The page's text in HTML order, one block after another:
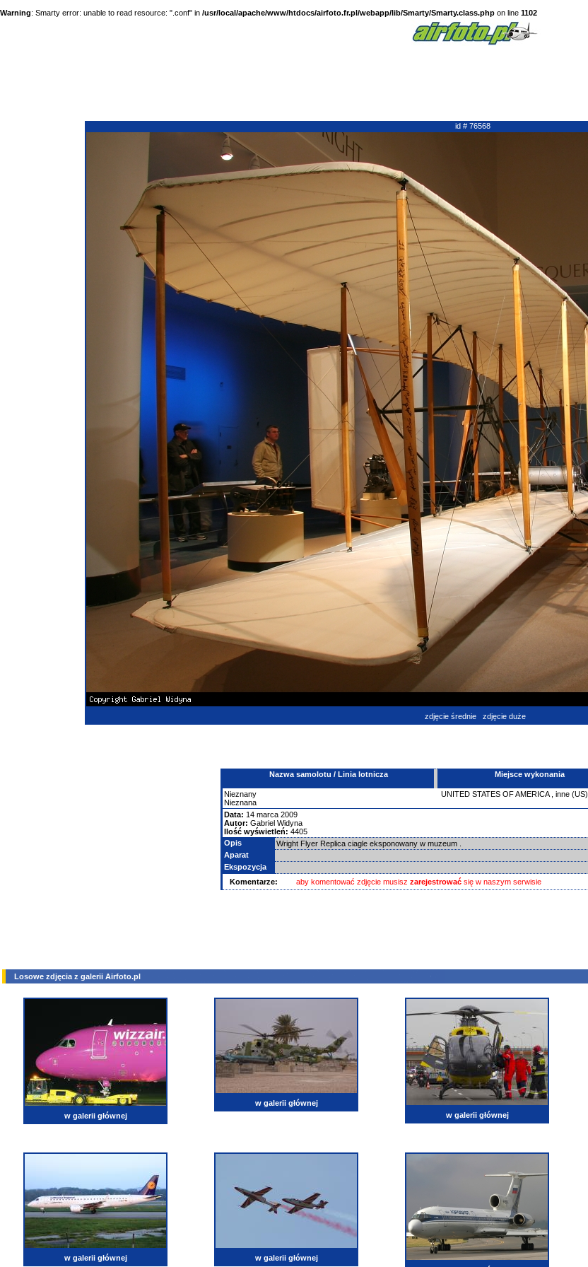
Warning: Smarty error: unable to read resource: ".conf" in /usr/local/apache/www/htdocs/airfoto.fr.pl/webapp/lib/Smarty/Smarty.class.php on line 1102
id # 76568
zdjęcie średnie zdjęcie duże
Nazwa samolotu / Linia lotnicza Miejsce wykonania
Nieznany
Nieznana
UNITED STATES OF AMERICA, inne (US)
Data: 14 marca 2009
Autor: Gabriel Widyna
Ilość wyświetleń: 4405
Opis
Wright Flyer Replica ciagle eksponowany w muzeum .
Aparat
Ekspozycja
Komentarze:
aby komentować zdjęcie musisz zarejestrować się w naszym serwisie
Losowe zdjęcia z galerii Airfoto.pl
w galerii głównej
w galerii głównej
w galerii głównej
w galerii głównej
w galerii głównej